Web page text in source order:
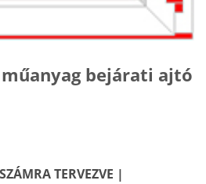
bejárati ajtó
TERVEZVE |